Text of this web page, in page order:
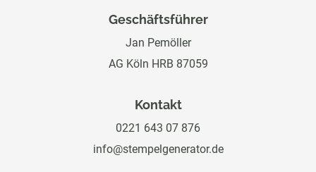
Geschäftsführer
Jan Pemöller
AG Köln HRB 87059
Kontakt
0221 643 07 876
info@stempelgenerator.de